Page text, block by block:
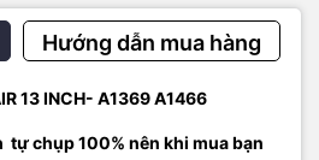
Hướng dẫn mua hàng
13 INCH- A1369 A1466
chụp 100% nên khi mua bạn